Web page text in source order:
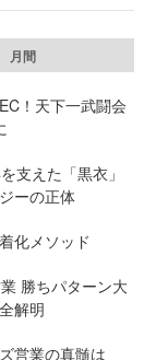
月間
！天下一武闘会
支えた「黒衣」
ーの正体
化メソッド
勝ちパターン大
解明
営業の真髄は